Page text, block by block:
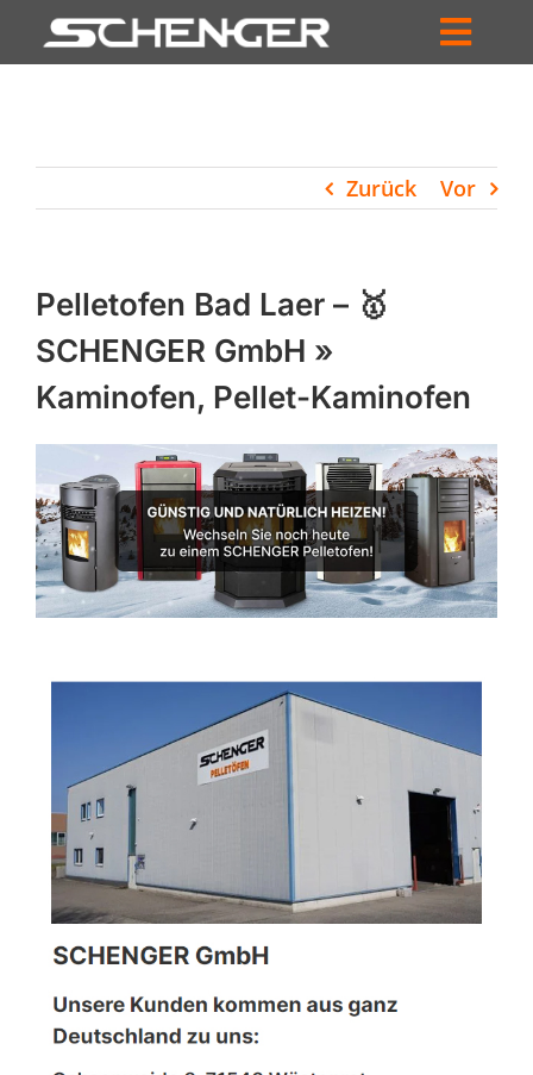
Inhalt
HÄNDLERSUCHE
UNTERNEHMEN
PROFIL
WARENKORB
PRODUCTS
SEARCH
Zurück Vor
Pelletofen Bad Laer – 🥇
SCHENGER GmbH »
Kaminofen, Pellet-Kaminofen